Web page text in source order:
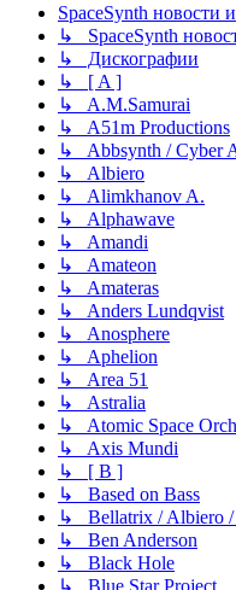
SpaceSynth новости
↳ SpaceSynth
↳ Дискографии
↳ [ A ]
↳ A.M.Samurai
↳ A51m Productions
↳ Abbsynth / Cyber
↳ Albiero
↳ Alimkhanov A.
↳ Alphawave
↳ Amandi
↳ Amateon
↳ Amateras
↳ Anders Lundqvist
↳ Anosphere
↳ Aphelion
↳ Area 51
↳ Astralia
↳ Atomic Space
↳ Axis Mundi
↳ [ B ]
↳ Based on Bass
↳ Bellatrix / Albiero /
↳ Ben Anderson
↳ Black Hole
↳ Blue Star Project